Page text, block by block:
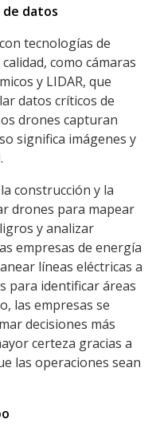
de datos
tecnologías de
como cámaras
y LIDAR, que
datos críticos de
drones capturan
significa imágenes y
construcción y la
drones para mapear
y analizar
empresas de energía
líneas eléctricas a
para identificar áreas
las empresas se
decisiones más
certeza gracias a
las operaciones sean